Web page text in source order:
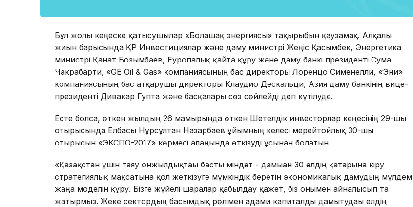
Бұл жолғы кеңеске қатысушылар «Болашақ энергиясы» тақырыбын қаузамақ. Алқалы
жиын барысында ҚР Инвестициялар және даму министрі Жеңіс Қасымбек, Энергетика
министрі Қанат Бозымбаев, Еуропалық қайта құру және даму банкі президенті Сума
Чакрабарти, «GE Oil & Gas» компаниясының бас директоры Лоренцо Сименелли, «Эни»
компаниясының бас атқарушы директоры Клаудио Дескальци, Азия даму банкінің вице-
президенті Дивакар Гупта және басқалары сөз сөйлейді деп күтілуде.
Есте болса, өткен жылдың 26 мамырында өткен Шетелдік инвесторлар кеңесінің 29-шы
отырысында Елбасы Нұрсұлтан Назарбаев ұйымның келесі мерейтойлық 30-шы
отырысын «ЭКСПО-2017» көрмесі алаңында өткізуді ұсынған болатын.
«Қазақстан үшін таяу онжылдықтағы басты міндет - дамыған 30 елдің қатарына кіру
стратегиялық мақсатына қол жеткізуге мүмкіндік беретін экономикалық дамудың мүлдем
жаңа моделін құру. Бізге жүйелі шаралар қабылдау қажет, біз онымен айналысып та
жатырмыз. Жеке сектордың басымдық рөлімен адами капиталды дамытудағы елдің